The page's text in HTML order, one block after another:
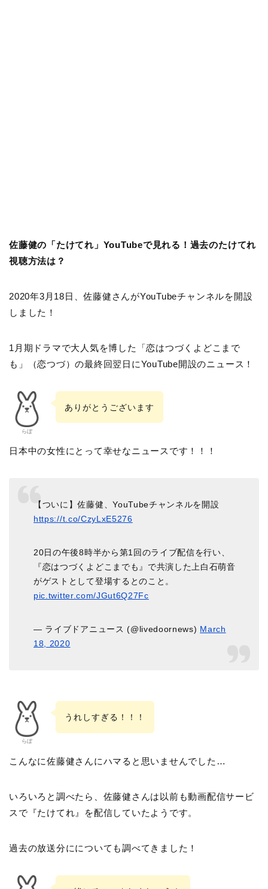
佐藤健の「たけてれ」YouTubeで見れる！過去のたけてれ
視聴方法は？
2020年3月18日、佐藤健さんがYouTubeチャンネルを開設
しました！
1月期ドラマで大人気を博した「恋はつづくよどこまで
も」（恋つづ）の最終回翌日にYouTube開設のニュース！
らぼ
ありがとうございます
日本中の女性にとって幸せなニュースです！！！
【ついに】佐藤健、YouTubeチャンネルを開設
https://t.co/CzyLxE5276
20日の午後8時半から第1回のライブ配信を行い、
『恋はつづくよどこまでも』で共演した上白石萌音
がゲストとして登場するとのこと。
pic.twitter.com/JGut6Q27Fc
— ライブドアニュース (@livedoornews) March
18, 2020
らぼ
うれしすぎる！！！
こんなに佐藤健さんにハマると思いませんでした…
いろいろと調べたら、佐藤健さんは以前も動画配信サービ
スで『たけてれ』を配信していたようです。
過去の放送分にについても調べてきました！